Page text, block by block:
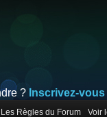
? Inscrivez-vous
Les Règles du Forum Voir